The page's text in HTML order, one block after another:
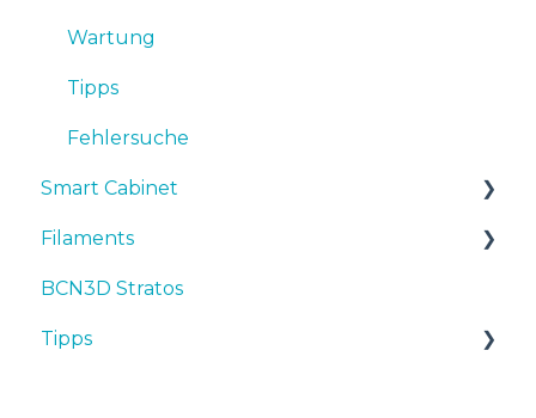
Tipps
Fehlersuche
Wartung
Tipps
Fehlersuche
Smart Cabinet
Manuals & Downloads
First steps
Maintenance
Filaments
Tipps
TPU
BCN3D Stratos
Tipps